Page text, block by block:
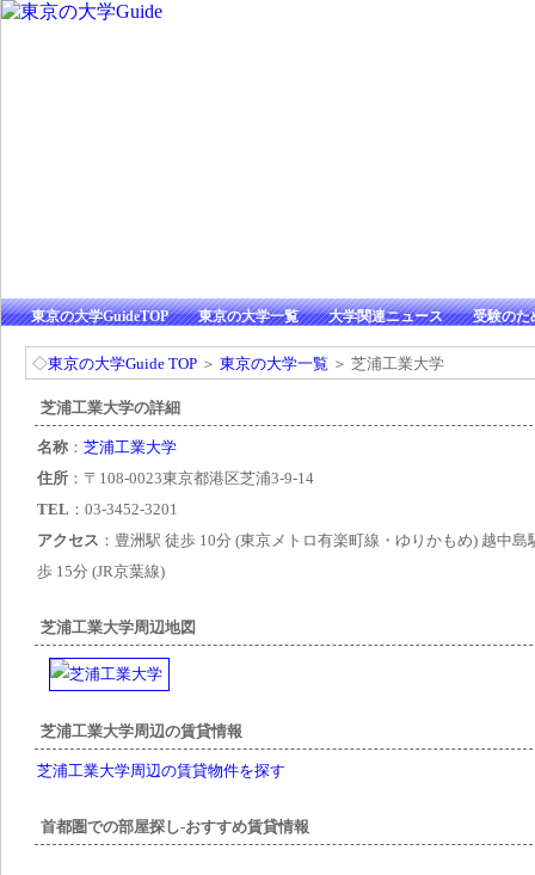
東京の大学GuideTOP 東京の大学一覧 大学関連ニュース 受験のた
◇東京の大学Guide TOP ＞ 東京の大学一覧 ＞ 芝浦工業大学
芝浦工業大学の詳細
名称 ： 芝浦工業大学
住所 ：〒108-0023東京都港区芝浦3-9-14
TEL ：03-3452-3201
アクセス ：豊洲駅 徒歩 10分 (東京メトロ有楽町線・ゆりかもめ) 越中島
歩 15分 (JR京葉線)
芝浦工業大学周辺地図
芝浦工業大学周辺の賃貸情報
芝浦工業大学周辺の賃貸物件を探す
首都圏での部屋探し-おすすめ賃貸情報